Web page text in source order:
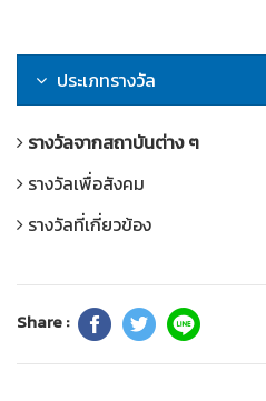
ประเภทรางวัล
รางวัลจากสถาบันต่าง ๆ
รางวัลเพื่อสังคม
รางวัลที่เกี่ยวข้อง
Share :